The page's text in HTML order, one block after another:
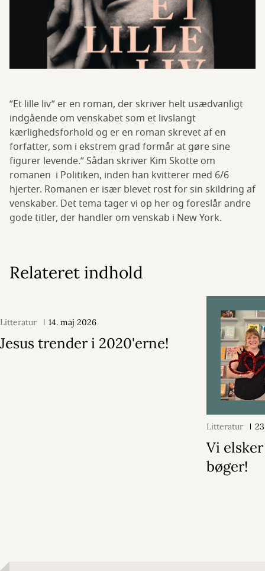
”Et lille liv” er en roman, der skriver helt usædvanligt
indgående om venskabet som et livslangt
kærlighedsforhold og er en roman skrevet af en
forfatter, som i ekstrem grad formår at gøre sine
figurer levende.” Sådan skriver Kim Skotte om
romanen i Politiken, inden han kvitterer med 6/6
hjerter. Romanen er især blevet rost for sin skildring af
venskaber. Det tema tager vi op her og foreslår andre
gode titler, der handler om venskab i New York.
Relateret indhold
Litteratur 14. maj 2026
Jesus trender i 2020'erne!
Litteratur
Vi
bøger!